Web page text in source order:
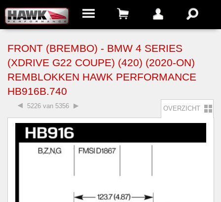
FRONT (BREMBO) - BMW 4 SERIES
(XDRIVE G22 COUPE) (420) (2020-ON)
REMBLOKKEN HAWK PERFORMANCE
HB916B.740
5226 van 5356 OVERZICHT